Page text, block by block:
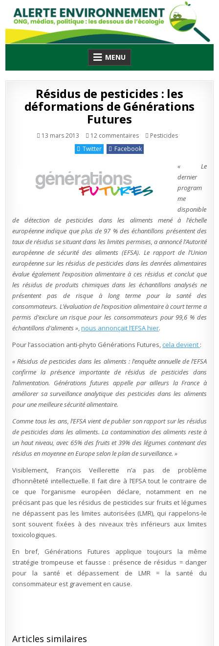
content
MENU
Résidus de pesticides : les
déformations de Générations
Futures
13 mars 2013 12 commentairessur
de
pesticides
Futures
Publié
Pesticides
Twitter
Facebook
« Le
dernier
program
me
disponible
de détection de pesticides dans les aliments mené à l’échelle
européenne indique que plus de 97 % des échantillons présentent des
taux de résidus se situant dans les limites permises, a annoncé l’Autorité
européenne de sécurité des aliments (EFSA). Le rapport de l’Union
européenne sur les résidus de pesticides dans les denrées alimentaires
évalue également l’exposition alimentaire à ces résidus et conclut que
les résidus de produits chimiques dans les échantillons analysés ne
présentent pas de risque à long terme pour la santé des
consommateurs. L’évaluation de l’exposition alimentaire à court terme a
permis d’exclure un risque pour les consommateurs pour 99,6 % des
échantillons d’aliments »,nous annonçait l’EFSA hier.
Pour l’association anti-phyto Générations Futures, cela devient :
« Résidus de pesticides dans les aliments : l’enquête annuelle de l’EFSA
confirme la présence importante de résidus de pesticides dans
l’alimentation. Générations futures appelle par ailleurs la France à
améliorer sa surveillance analytique des pesticides dans les aliments
pour une meilleure sécurité alimentaire.
Comme tous les ans, l’EFSA vient de publier son rapport sur les résidus
de pesticides dans les aliments. La contamination des aliments reste à
un haut niveau, avec 65% des fruits et 39% des légumes contenant des
résidus en moyenne en Europe selon le plan de surveillance. »
Visiblement, François Veillerette n’a pas de problème
d’honnêteté intellectuelle. Il fait dire à l’EFSA tout le contraire de
ce que l’organisme européen déclare, notamment en ne
précisant pas que les résidus de pesticides sur fruits et légumes
ne dépassent pas les limites autorisées (LMR), qui rappelons-le
sont souvent fixées à des niveaux très inférieurs aux limites
toxicologiques.
En bref, Générations Futures applique toujours la même
stratégie trompeuse et fausse : présence de résidus = danger
pour la santé et dépassement de LMR = la santé du
consommateur est gravement en cause.
Articles similaires